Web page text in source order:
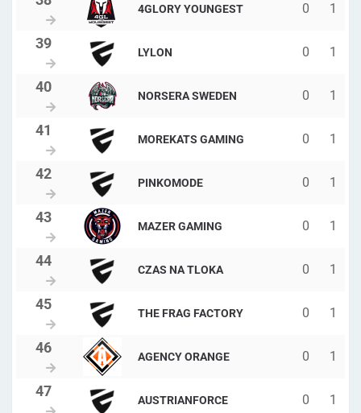
4GLORY YOUNGEST 0 1
LYLON 0 1
NORSERA SWEDEN 0 1
MOREKATS GAMING 0 1
PINKOMODE 0 1
MAZER GAMING 0 1
CZAS NA TLOKA 0 1
THE FRAG FACTORY 0 1
AGENCY ORANGE 0 1
AUSTRIANFORCE 0 1